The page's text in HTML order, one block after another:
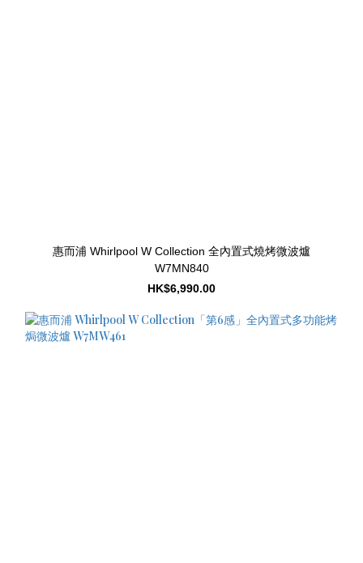
惠而浦 Whirlpool W Collection 全內置式燒烤微波爐
W7MN840
HK$6,990.00